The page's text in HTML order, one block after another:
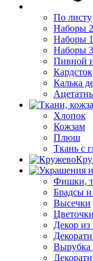
По листу
Наборы
Наборы
Наборы
Пивной
Кардсток
Калька
Хлопок
Кожзам
Плюш
Ткань с
Фишки,
Брадсы и
Высечки
Декор из
Вырубка